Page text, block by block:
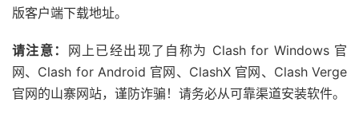
版客户端下载地址。
请注意：
网上已经出现了自称为 Clash for Windows 官
网、Clash for Android 官网、ClashX 官网、Clash Verge
官网的山寨网站，谨防诈骗！请务必从可靠渠道安装软件。